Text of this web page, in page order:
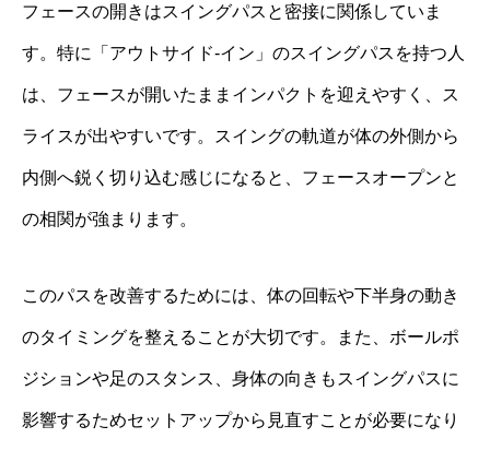
フェースの開きはスイングパスと密接に関係していま
す。特に「アウトサイド‐イン」のスイングパスを持つ人
は、フェースが開いたままインパクトを迎えやすく、ス
ライスが出やすいです。スイングの軌道が体の外側から
内側へ鋭く切り込む感じになると、フェースオープンと
の相関が強まります。
このパスを改善するためには、体の回転や下半身の動き
のタイミングを整えることが大切です。また、ボールポ
ジションや足のスタンス、身体の向きもスイングパスに
影響するためセットアップから見直すことが必要になり